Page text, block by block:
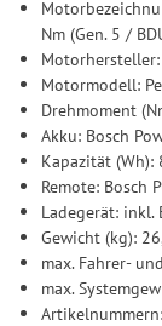
Nm (Gen. 5 /
Motorhersteller:
Motormodell:
Drehmoment
Akku: Bosch
Kapazität (Wh):
Remote:
Ladegerät: inkl.
Gewicht (kg):
max. Fahrer-
max.
Artikelnummern: